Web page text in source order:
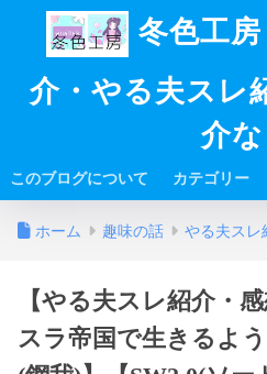
冬色工
介・やる夫スレ
介
このブログについて カテゴリー
ホーム 趣味の話 やる夫スレ
【やる夫スレ紹介・
スラ帝国で生きるよ